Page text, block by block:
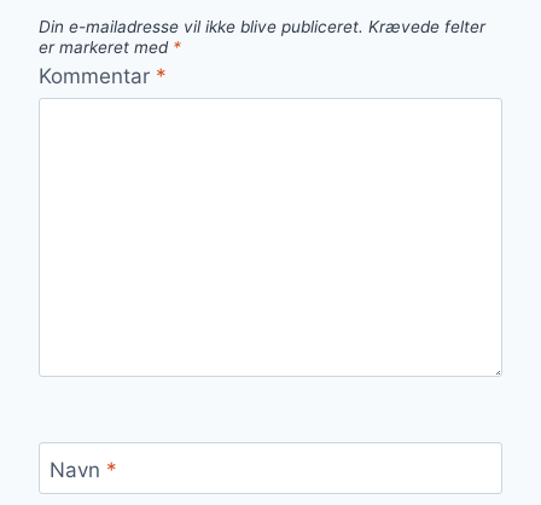
Din e-mailadresse vil ikke blive publiceret. Krævede felter
er markeret med *
Kommentar *
Navn *